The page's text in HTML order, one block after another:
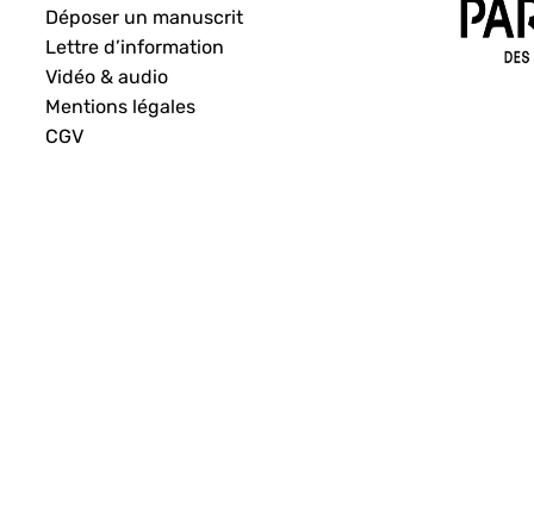
Déposer un manuscrit
Lettre d’information
Vidéo & audio
Mentions légales
CGV